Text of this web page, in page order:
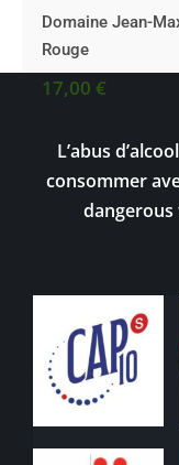
Domaine Jean-
Rouge
17,00 €
L’abus
consommer